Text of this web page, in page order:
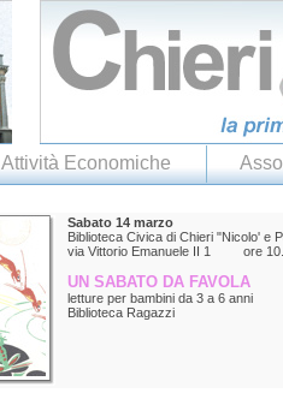
Attività Economiche
Sabato 14 marzo
Biblioteca Civica di Chieri "Nicolo' e
via Vittorio Emanuele II 1 ore
UN SABATO DA FAVOLA
letture per bambini da 3 a 6 anni
Biblioteca Ragazzi